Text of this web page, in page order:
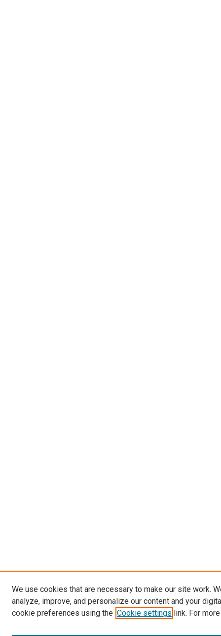
We use cookies that are necessary to make our site work.
analyze, improve, and personalize our content and your
cookie preferences using the Cookie settings link. For